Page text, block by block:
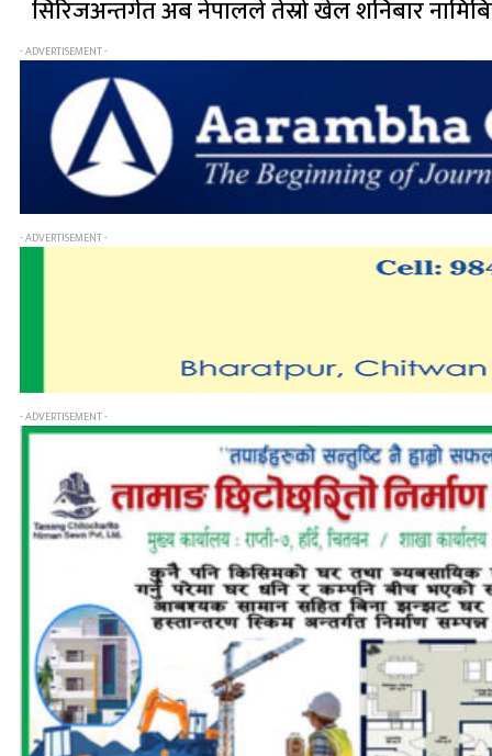
सिरिजअन्तर्गत अब नेपालले तेस्रो खेल शनिबार
- ADVERTISEMENT -
- ADVERTISEMENT -
- ADVERTISEMENT -